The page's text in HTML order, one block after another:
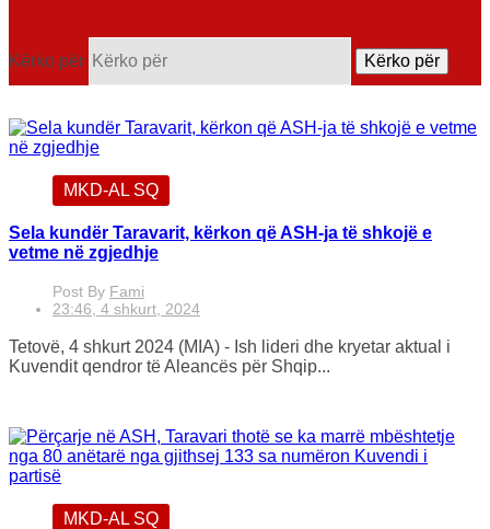
Kërko për Kërko për
MKD-AL SQ
Sela kundër Taravarit, kërkon që ASH-ja të shkojë e
vetme në zgjedhje
Post By Fami
23:46, 4 shkurt, 2024
Tetovë, 4 shkurt 2024 (MIA) - Ish lideri dhe kryetar aktual i
Kuvendit qendror të Aleancës për Shqip...
MKD-AL SQ